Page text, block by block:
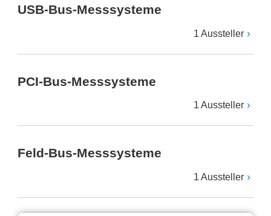
USB-Bus-Messsysteme
1 Aussteller
PCI-Bus-Messsysteme
1 Aussteller
Feld-Bus-Messsysteme
1 Aussteller